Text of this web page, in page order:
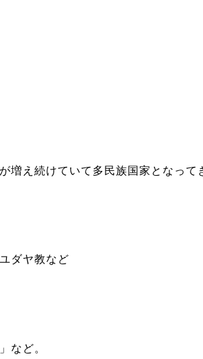
え続けていて多民族国家となって
ダヤ教など
など。